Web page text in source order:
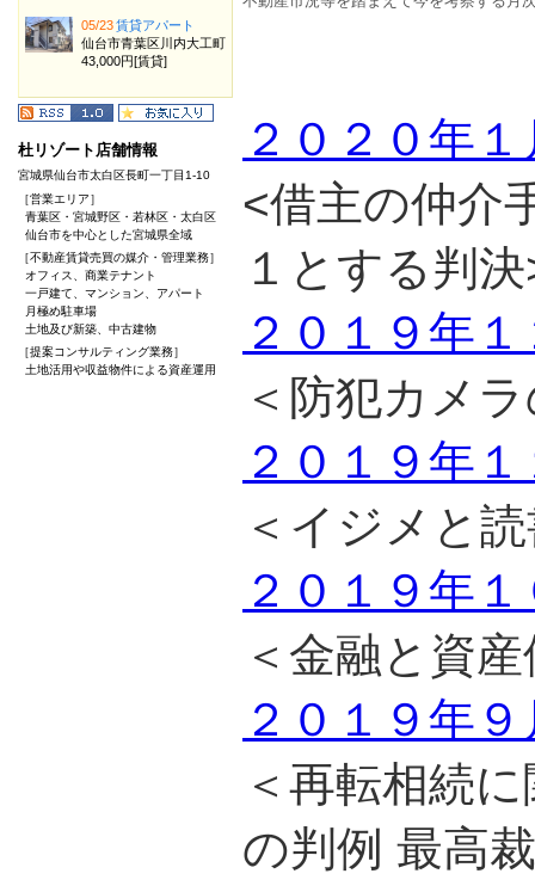
２０２０年
<借主の仲介
１とする判
２０１９年
＜防犯カメ
２０１９年
＜イジメと
２０１９年
＜金融と資
２０１９年
＜再転相続
の判例 最高
05/23賃貸アパート
仙台市青葉区川内大工町
43,000円[賃貸]
杜リゾート店舗情報
宮城県仙台市太白区長町一丁目1-10
［営業エリア］
青葉区・宮城野区・若林区・太白区
仙台市を中心とした宮城県全域
［不動産賃貸売買の媒介・管理業務］
オフィス、商業テナント
一戸建て、マンション、アパート
月極め駐車場
土地及び新築、中古建物
［提案コンサルティング業務］
土地活用や収益物件による資産運用